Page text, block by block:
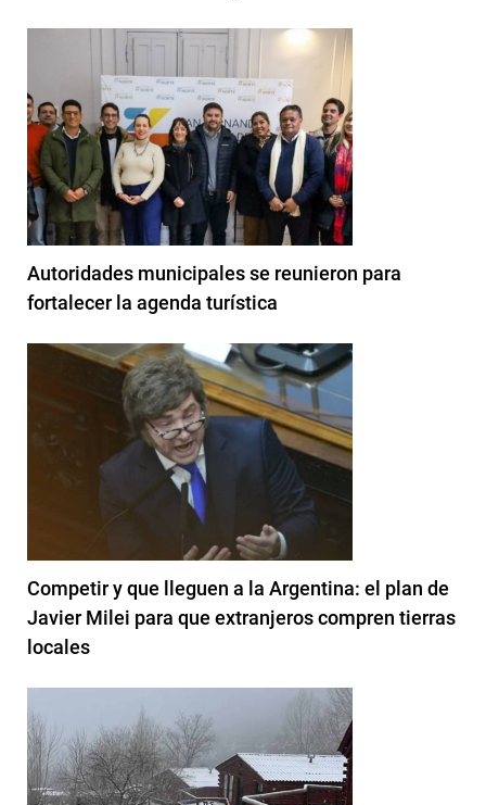
Autoridades municipales se reunieron para
fortalecer la agenda turística
Competir y que lleguen a la Argentina: el plan de
Javier Milei para que extranjeros compren tierras
locales